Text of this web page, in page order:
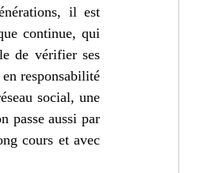
il est
continue, qui
de vérifier ses
responsabilité
social, une
passe aussi par
cours et avec